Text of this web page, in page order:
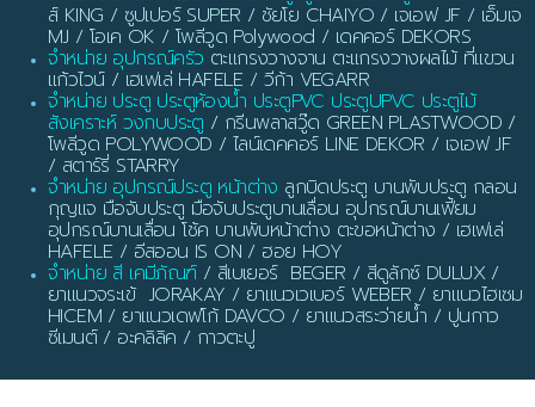
ส์ KING / ซูปเปอร์ SUPER / ชัยโย CHAIYO / เจเอฟ JF / เอ็มเจ
MJ / โอเค OK / โพลีวูด Polywood / เดคคอร์ DEKORS
จำหน่าย อุปกรณ์ครัว ตะแกรงวางจาน ตะแกรงวางผลไม้ ที่แขวน
แก้วไวน์ / เฮเฟเล่ HAFELE / วีก้า VEGARR
จำหน่าย ประตู ประตูห้องน้ำ ประตูPVC ประตูUPVC ประตูไม้
สังเคราะห์ วงกบประตู / กรีนพลาสวู๊ด GREEN PLASTWOOD /
โพลีวูด POLYWOOD / ไลน์เดคคอร์ LINE DEKOR / เจเอฟ JF
/ สตาร์รี่ STARRY
จำหน่าย อุปกรณ์ประตู หน้าต่าง ลูกบิดประตู บานพับประตู กลอน
กุญแจ มือจับประตู มือจับประตูบานเลื่อน อุปกรณ์บานเฟี้ยม
อุปกรณ์บานเลื่อน โช้ค บานพับหน้าต่าง ตะขอหน้าต่าง / เฮเฟเล่
HAFELE / อีสออน IS ON / ฮอย HOY
จำหน่าย สี เคมีภัณฑ์/ สีเบเยอร์ BEGER / สีดูลักซ์ DULUX /
ยาแนวจระเข้ JORAKAY / ยาแนวเวเบอร์ WEBER / ยาแนวไฮเซม
HICEM / ยาแนวเดฟโก้ DAVCO / ยาแนวสระว่ายน้ำ / ปูนกาว
ซีเมนต์ / อะคลิลิค / กาวตะปู